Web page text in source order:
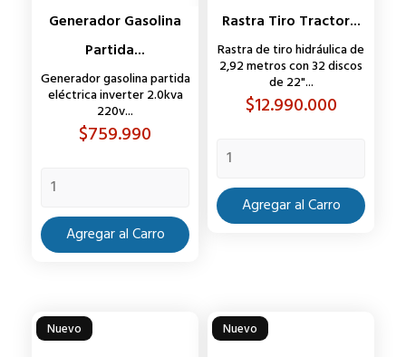
Generador Gasolina
Partida...
Generador gasolina partida
eléctrica inverter 2.0kva
220v...
Precio
$759.990
Agregar al Carro
Rastra Tiro Tractor...
Rastra de tiro hidráulica de
2,92 metros con 32 discos
de 22"...
Precio
$12.990.000
Agregar al Carro
Nuevo Nuevo